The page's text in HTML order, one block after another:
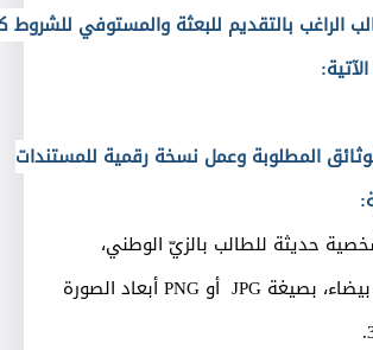
الراغب بالتقديم للبعثة والمستوفي للشروط
:
المطلوبة وعمل نسخة رقمية للمستندات
:
حديثة للطالب بالزيّ الوطني،
بصيغة JPG أو PNGأبعاد الصورة
.